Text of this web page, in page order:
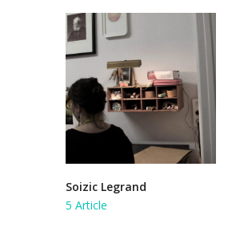
Soizic Legrand
5 Article